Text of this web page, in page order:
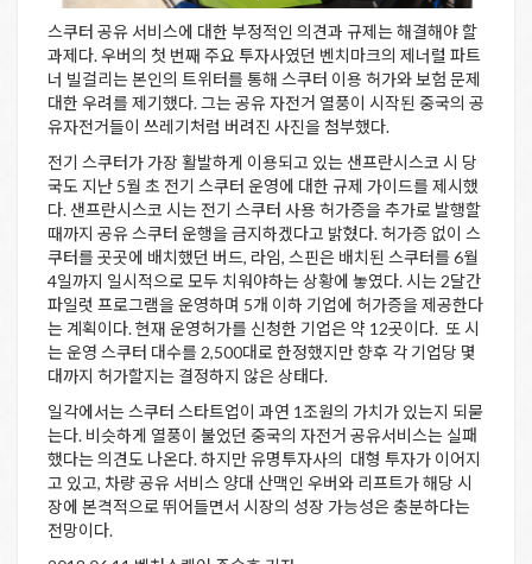
스쿠터 공유 서비스에 대한 부정적인 의견과 규제는 해결해야 할
과제다. 우버의 첫 번째 주요 투자사였던 벤치마크의 제너럴 파트
너 빌걸리는 본인의 트위터를 통해 스쿠터 이용 허가와 보험 문제
대한 우려를 제기했다. 그는 공유 자전거 열풍이 시작된 중국의 공
유자전거들이 쓰레기처럼 버려진 사진을 첨부했다.
전기 스쿠터가 가장 활발하게 이용되고 있는 샌프란시스코 시 당
국도 지난 5월 초 전기 스쿠터 운영에 대한 규제 가이드를 제시했
다. 샌프란시스코 시는 전기 스쿠터 사용 허가증을 추가로 발행할
때까지 공유 스쿠터 운행을 금지하겠다고 밝혔다. 허가증 없이 스
쿠터를 곳곳에 배치했던 버드, 라임, 스핀은 배치된 스쿠터를 6월
4일까지 일시적으로 모두 치워야하는 상황에 놓였다. 시는 2달간
파일럿 프로그램을 운영하며 5개 이하 기업에 허가증을 제공한다
는 계획이다. 현재 운영허가를 신청한 기업은 약 12곳이다. 또 시
는 운영 스쿠터 대수를 2,500대로 한정했지만 향후 각 기업당 몇
대까지 허가할지는 결정하지 않은 상태다.
일각에서는 스쿠터 스타트업이 과연 1조원의 가치가 있는지 되묻
는다. 비슷하게 열풍이 불었던 중국의 자전거 공유서비스는 실패
했다는 의견도 나온다. 하지만 유명투자사의 대형 투자가 이어지
고 있고, 차량 공유 서비스 양대 산맥인 우버와 리프트가 해당 시
장에 본격적으로 뛰어들면서 시장의 성장 가능성은 충분하다는
전망이다.